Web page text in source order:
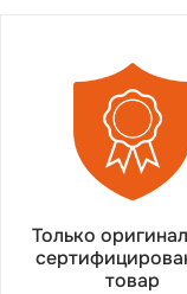
Только
товар